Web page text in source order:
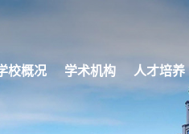
校概况 学术机构 人才培养